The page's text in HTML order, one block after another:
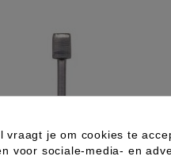
vraagt je om cookies te
voor sociale-media- en